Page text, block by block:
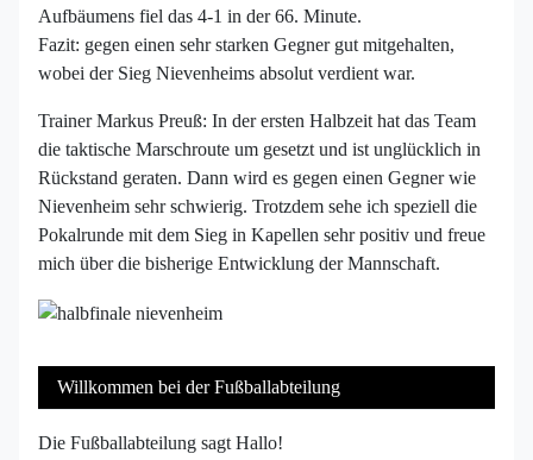
Aufbäumens fiel das 4-1 in der 66. Minute.
Fazit: gegen einen sehr starken Gegner gut mitgehalten,
wobei der Sieg Nievenheims absolut verdient war.
Trainer Markus Preuß: In der ersten Halbzeit hat das Team
die taktische Marschroute um gesetzt und ist unglücklich in
Rückstand geraten. Dann wird es gegen einen Gegner wie
Nievenheim sehr schwierig. Trotzdem sehe ich speziell die
Pokalrunde mit dem Sieg in Kapellen sehr positiv und freue
mich über die bisherige Entwicklung der Mannschaft.
Willkommen bei der Fußballabteilung
Die Fußballabteilung sagt Hallo!